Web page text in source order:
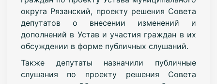
округа Рязанский, проекту решения Совета
депутатов о внесении изменений и
дополнений в Устав и участия граждан в их
обсуждении в форме публичных слушаний.
Также депутаты назначили публичные
слушания по проекту решения Совета